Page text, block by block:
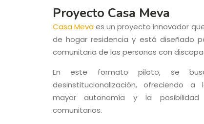
Proyecto Casa Meva​
Casa Mevaes un proyecto innovador
de hogar residencia y está diseñado
comunitaria de las personas con
En este formato piloto, se
desinstitucionalización, ofreciendo
mayor autonomía y la
comunitarios.